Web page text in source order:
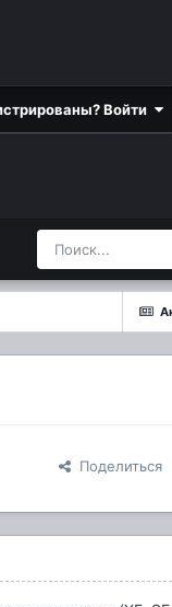
Войти
Поделиться